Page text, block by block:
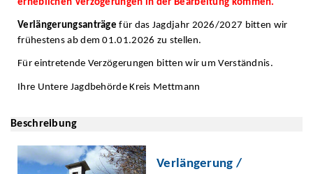
erheblichen Verzögerungen in der Bearbeitung kommen.
Verlängerungsanträge für das Jagdjahr 2026/2027 bitten wir
frühestens ab dem 01.01.2026 zu stellen.
Für eintretende Verzögerungen bitten wir um Verständnis.
Ihre Untere Jagdbehörde Kreis Mettmann
Beschreibung
Verlängerung /